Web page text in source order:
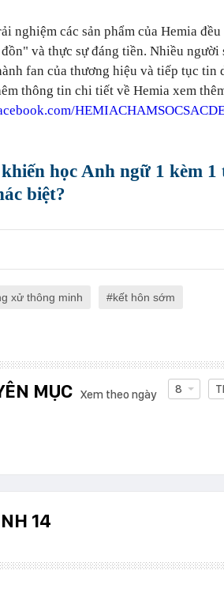
nghiệm các sản phẩm của Hemia
và thực sự đáng tiền. Nhiều người
fan của thương hiệu và tiếp tục tin
thông tin chi tiết về Hemia xem
học Anh ngữ 1 kèm
biệt?
xử thông minh kết hôn sớm
MỤC Xem theo ngày 8
14